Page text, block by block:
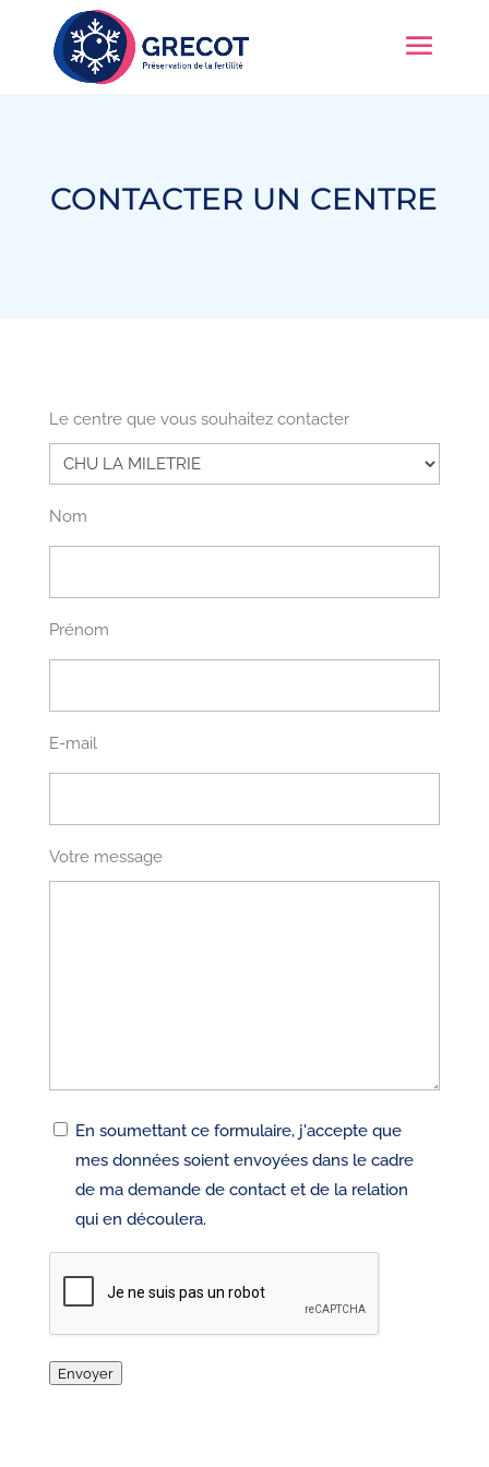
CONTACTER UN CENTRE
Le centre que vous souhaitez contacter
Nom
Prénom
E-mail
Votre message
RGPDEn soumettant ce formulaire, j'accepte que
mes données soient envoyées dans le cadre
de ma demande de contact et de la relation
qui en découlera.
Envoyer